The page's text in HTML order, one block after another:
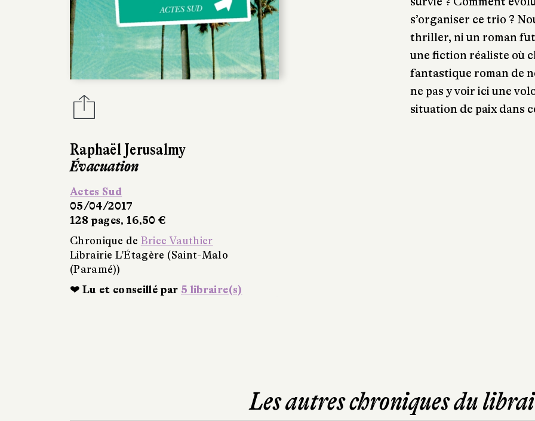
Raphaël Jerusalmy
Évacuation
Actes Sud
05/04/2017
128 pages, 16,50 €
Chronique de Brice Vauthier
Librairie L'Étagère (Saint-Malo
(Paramé))
❤ Lu et conseillé par 5 libraire(s)
s’organiser ce trio ?
thriller, ni un roman
une fiction réaliste où
fantastique roman de
ne pas y voir ici une
situation de paix dans
Les autres chroniques du